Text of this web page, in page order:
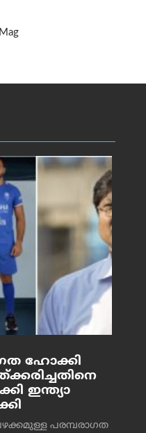
ഹോക്കി
ഇന്ത്യാ
പരമ്പരാഗത